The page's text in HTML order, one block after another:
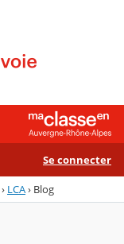
Se connecter
› LCA› Blog